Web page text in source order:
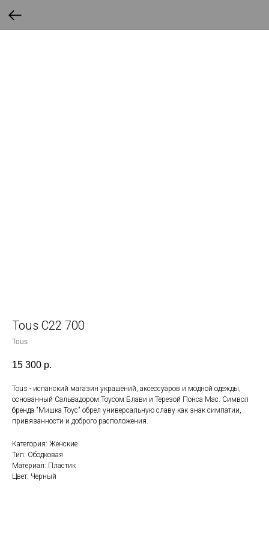
Tous C22 700
Tous
15 300 р.
Tous - испанский магазин украшений, аксессуаров и модной одежды,
основанный Сальвадором Тоусом Блави и Терезой Понса Мас. Символ
бренда "Мишка Тоус" обрел универсальную славу как знак симпатии,
привязанности и доброго расположения.
Категория: Женские
Тип: Ободковая
Материал: Пластик
Цвет: Черный